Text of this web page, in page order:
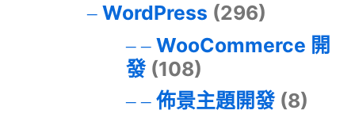
WordPress (296)
WooCommerce 開
發(108)
佈景主題開發(8)